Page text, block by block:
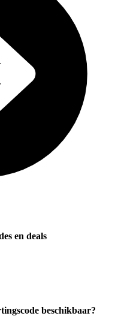
en deals
beschikbaar?